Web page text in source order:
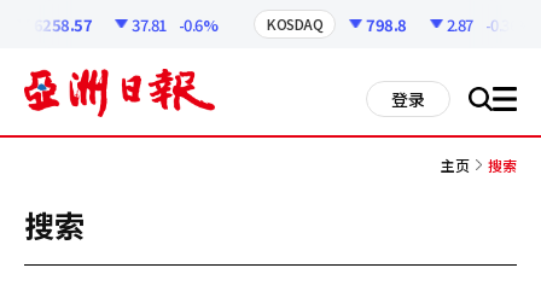
6258.57 37.81 -0.6% KOSDAQ 798.8 2.87 -0.36%
登录 搜 all
主页 搜索
搜索